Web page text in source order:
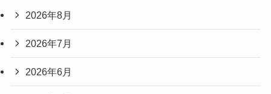
2026年8月
2026年7月
2026年6月